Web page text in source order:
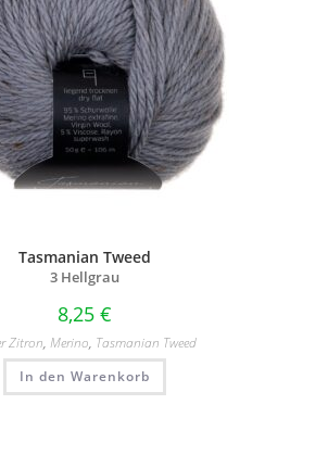
Tasmanian Tweed
3 Hellgrau
8,25 €
Zitron, Merino, Tasmanian Tweed
In den Warenkorb